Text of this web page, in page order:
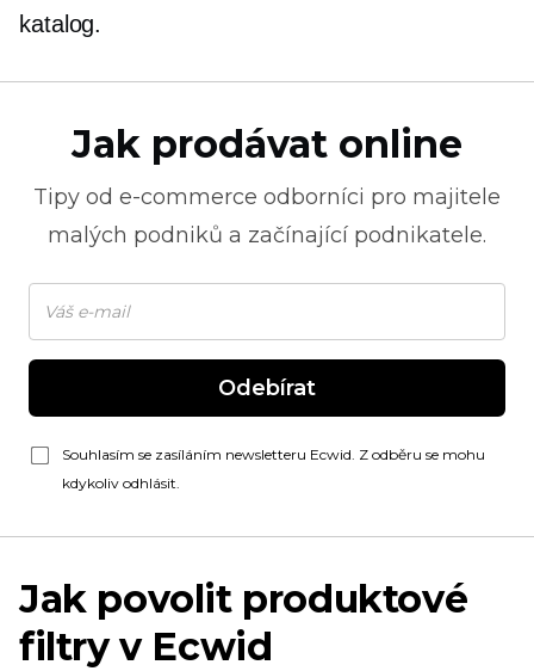
katalog.
Jak prodávat online
Tipy od e-commerce odborníci pro majitele
malých podniků a začínající podnikatele.
Odebírat
Souhlasím se zasíláním newsletteru Ecwid. Z odběru se mohu
kdykoliv odhlásit.
Jak povolit produktové
filtry v Ecwid